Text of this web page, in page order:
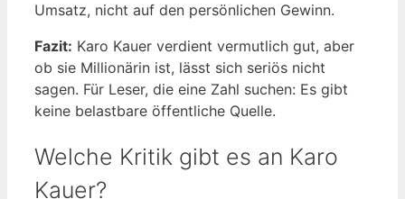
Umsatz, nicht auf den persönlichen Gewinn.
Fazit: Karo Kauer verdient vermutlich gut, aber
ob sie Millionärin ist, lässt sich seriös nicht
sagen. Für Leser, die eine Zahl suchen: Es gibt
keine belastbare öffentliche Quelle.
Welche Kritik gibt es an Karo
Kauer?